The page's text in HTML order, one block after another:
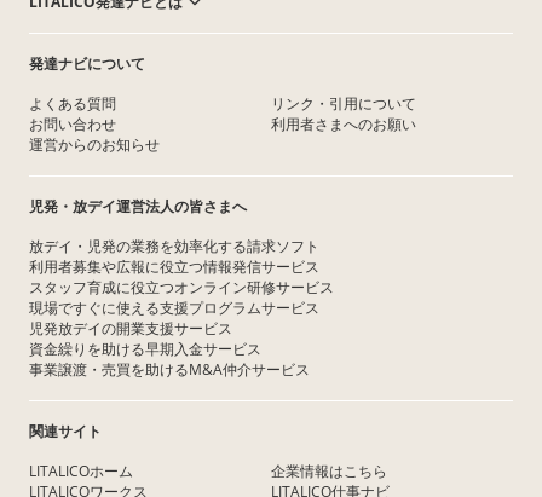
発達ナビについて
よくある質問
お問い合わせ
運営からのお知らせ
リンク・引用について
利用者さまへのお願い
児発・放デイ運営法人の皆さまへ
放デイ・児発の業務を効率化する請求ソフト
利用者募集や広報に役立つ情報発信サービス
スタッフ育成に役立つオンライン研修サービス
現場ですぐに使える支援プログラムサービス
児発放デイの開業支援サービス
資金繰りを助ける早期入金サービス
事業譲渡・売買を助けるM&A仲介サービス
関連サイト
LITALICOホーム
LITALICOワークス
企業情報はこちら
LITALICO仕事ナビ